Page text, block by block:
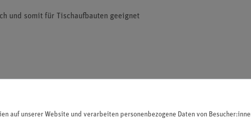
und somit für Tischaufbauten geeignet
auf unserer Website und verarbeiten personenbezogene Daten von